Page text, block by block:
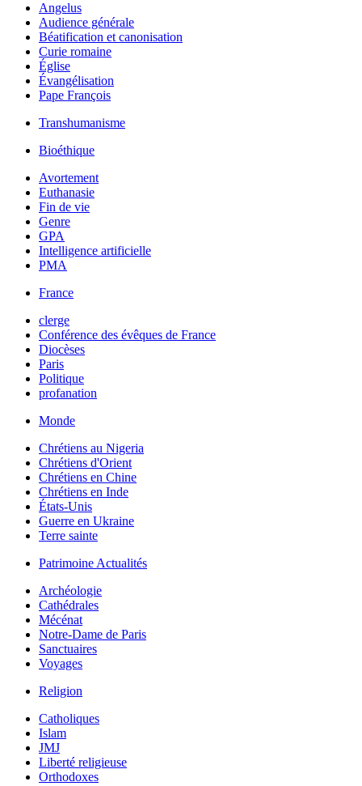
Angelus
Audience générale
Béatification et canonisation
Curie romaine
Église
Évangélisation
Pape François
Transhumanisme
Bioéthique
Avortement
Euthanasie
Fin de vie
Genre
GPA
Intelligence artificielle
PMA
France
clerge
Conférence des évêques de France
Diocèses
Paris
Politique
profanation
Monde
Chrétiens au Nigeria
Chrétiens d'Orient
Chrétiens en Chine
Chrétiens en Inde
États-Unis
Guerre en Ukraine
Terre sainte
Patrimoine Actualités
Archéologie
Cathédrales
Mécénat
Notre-Dame de Paris
Sanctuaires
Voyages
Religion
Catholiques
Islam
JMJ
Liberté religieuse
Orthodoxes